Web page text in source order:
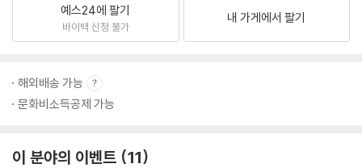
예스24에 팔기
바이백 신청 불가
내 가게에서 팔기
해외배송 가능
문화비소득공제 가능
이 분야의 이벤트 11